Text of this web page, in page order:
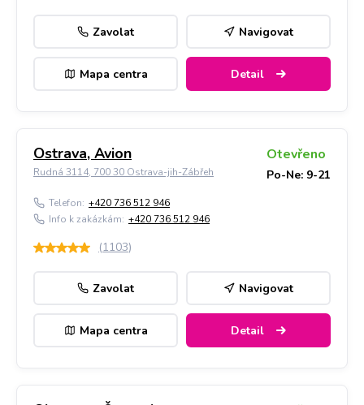
Zavolat Navigovat
Mapa centra Detail
Ostrava, Avion
Rudná 3114, 700 30 Ostrava-jih-Zábřeh
Otevřeno
Po-Ne: 9-21
Telefon: +420 736 512 946
Info k zakázkám: +420 736 512 946
(1103)
Zavolat Navigovat
Mapa centra Detail